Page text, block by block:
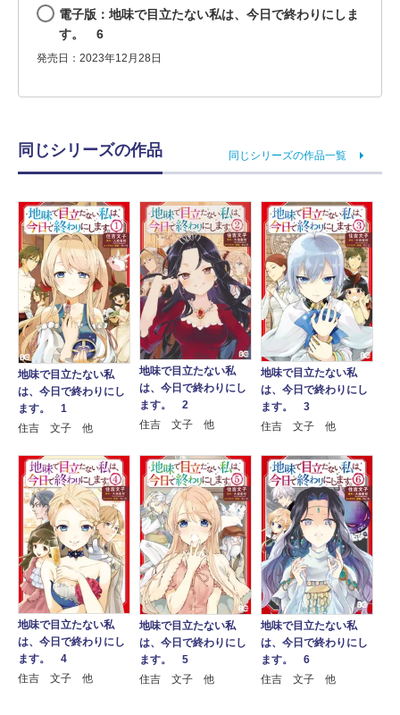
電子版：地味で目立たない私は、今日で終わりにしま
す。 6
発売日：2023年12月28日
同じシリーズの作品 同じシリーズの作品一覧
地味で目立たない私
は、今日で終わりにし
ます。 1
住吉 文子 他
地味で目立たない私
は、今日で終わりにし
ます。 2
住吉 文子 他
地味で目立たない私
は、今日で終わりにし
ます。 3
住吉 文子 他
地味で目立たない私
は、今日で終わりにし
ます。 4
住吉 文子 他
地味で目立たない私
は、今日で終わりにし
ます。 5
住吉 文子 他
地味で目立たない私
は、今日で終わりにし
ます。 6
住吉 文子 他